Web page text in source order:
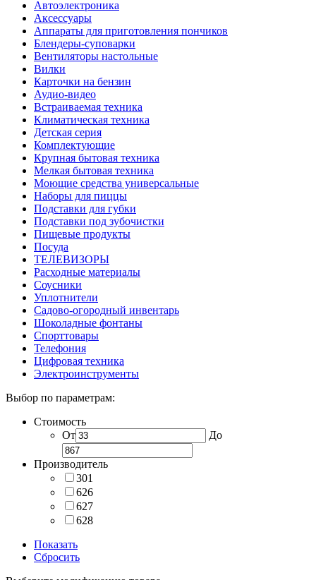
Автоэлектроника
Аксессуары
Аппараты для приготовления пончиков
Блендеры-суповарки
Вентиляторы настольные
Вилки
Карточки на бензин
Аудио-видео
Встраиваемая техника
Климатическая техника
Детская серия
Комплектующие
Крупная бытовая техника
Мелкая бытовая техника
Моющие средства универсальные
Наборы для пиццы
Подставки для губки
Подставки под зубочистки
Пищевые продукты
Посуда
ТЕЛЕВИЗОРЫ
Расходные материалы
Соусники
Уплотнители
Садово-огородный инвентарь
Шоколадные фонтаны
Спорттовары
Телефония
Цифровая техника
Электроинструменты
Выбор по параметрам:
Стоимость
От
До
Производитель
301
626
627
628
Показать
Сбросить